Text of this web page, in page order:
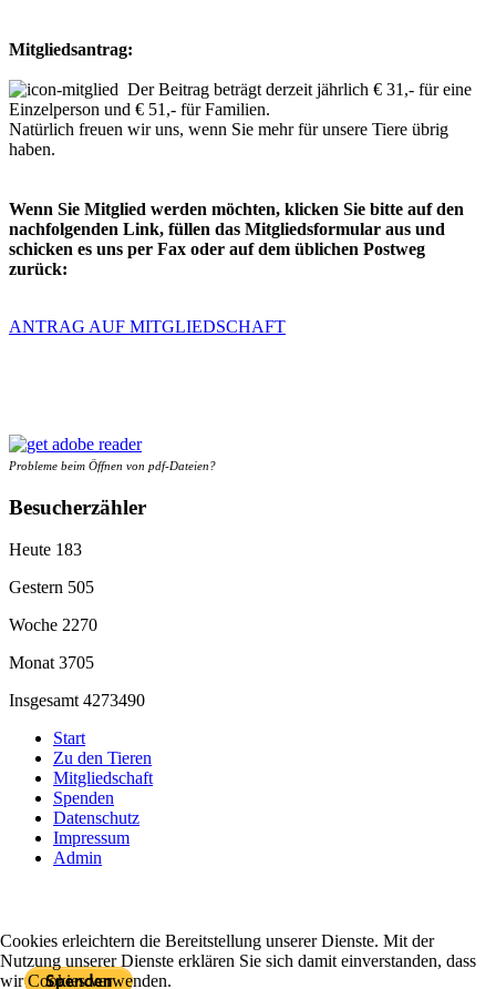
Mitgliedsantrag:
Der Beitrag beträgt derzeit jährlich € 31,- für eine
Einzelperson und € 51,- für Familien.
Natürlich freuen wir uns, wenn Sie mehr für unsere Tiere übrig
haben.
Wenn Sie Mitglied werden möchten, klicken Sie bitte auf den
nachfolgenden Link, füllen das Mitgliedsformular aus und
schicken es uns per Fax oder auf dem üblichen Postweg
zurück:
ANTRAG AUF MITGLIEDSCHAFT
Probleme beim Öffnen von pdf-Dateien?
Besucherzähler
Heute 183
Gestern 505
Woche 2270
Monat3705
Insgesamt4273490
Start
Zu den Tieren
Mitgliedschaft
Spenden
Datenschutz
Impressum
Admin
Mit PayPal spenden
Cookies erleichtern die Bereitstellung unserer Dienste. Mit der
Nutzung unserer Dienste erklären Sie sich damit einverstanden, dass
wir Cookies verwenden.